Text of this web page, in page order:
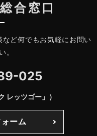
合窓口
ど何でもお気軽にお問い
。
025
レッツゴー」）
ーム